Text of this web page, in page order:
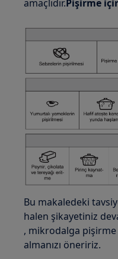
amaçlıdır.Pişirme
Bu makaledeki
halen şikayetiniz
, mikrodalga pişirme
almanızı öneririz.